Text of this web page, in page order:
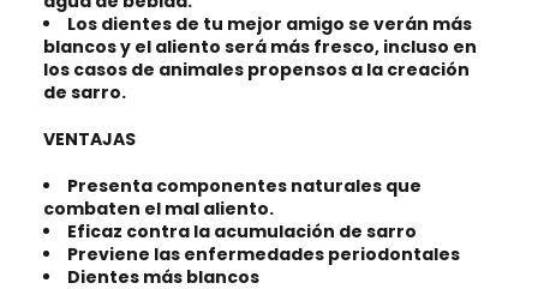
Los dientes de tu mejor amigo se verán más
blancos y el aliento será más fresco, incluso en
los casos de animales propensos a la creación
de sarro.
VENTAJAS
Presenta componentes naturales que
combaten el mal aliento.
Eficaz contra la acumulación de sarro
Previene las enfermedades periodontales
Dientes más blancos